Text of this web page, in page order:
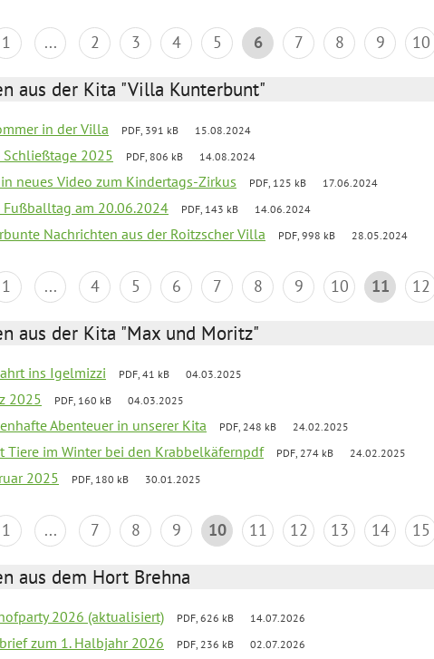
1 ... 2 3 4 5 6 7 8 9 10
aus der Kita "Villa Kunterbunt"
in der Villa PDF, 391 kB 15.08.2024
2025 PDF, 806 kB 14.08.2024
neues Video zum Kindertags-Zirkus PDF, 125 kB 17.06.2024
am 20.06.2024 PDF, 143 kB 14.06.2024
Nachrichten aus der Roitzscher Villa PDF, 998 kB 28.05.2024
1 ... 4 5 6 7 8 9 10 11 12
aus der Kita "Max und Moritz"
ins Igelmizzi PDF, 41 kB 04.03.2025
2025 PDF, 160 kB 04.03.2025
Abenteuer in unserer Kita PDF, 248 kB 24.02.2025
Tiere im Winter bei den Krabbelkäfernpdf PDF, 274 kB 24.02.2025
2025 PDF, 180 kB 30.01.2025
1 ... 7 8 9 10 11 12 13 14 15
aus dem Hort Brehna
2026 (aktualisiert) PDF, 626 kB 14.07.2026
zum 1. Halbjahr 2026 PDF, 236 kB 02.07.2026